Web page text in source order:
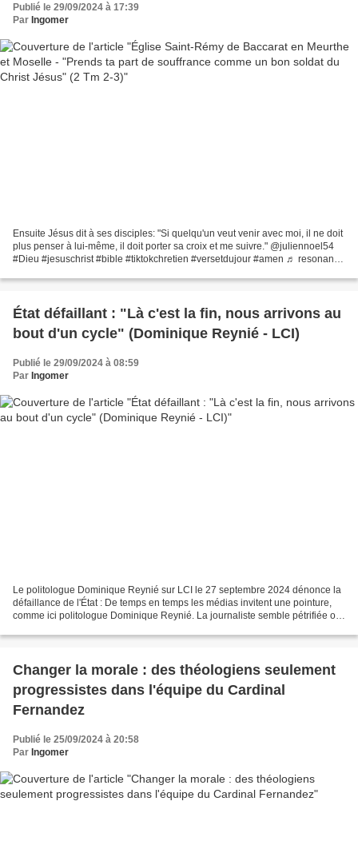
Publié le 29/09/2024 à 17:39
Par Ingomer
Ensuite Jésus dit à ses disciples: "Si quelqu'un veut venir avec moi, il ne doit
plus penser à lui-même, il doit porter sa croix et me suivre." @juliennoel54
#Dieu #jesuschrist #bible #tiktokchretien #versetdujour #amen ♬ resonance
État défaillant : "Là c'est la fin, nous arrivons au
bout d'un cycle" (Dominique Reynié - LCI)
Publié le 29/09/2024 à 08:59
Par Ingomer
Le politologue Dominique Reynié sur LCI le 27 septembre 2024 dénonce la
défaillance de l'État : De temps en temps les médias invitent une pointure,
comme ici politologue Dominique Reynié. La journaliste semble pétrifiée ou
Changer la morale : des théologiens seulement
progressistes dans l'équipe du Cardinal
Fernandez
Publié le 25/09/2024 à 20:58
Par Ingomer